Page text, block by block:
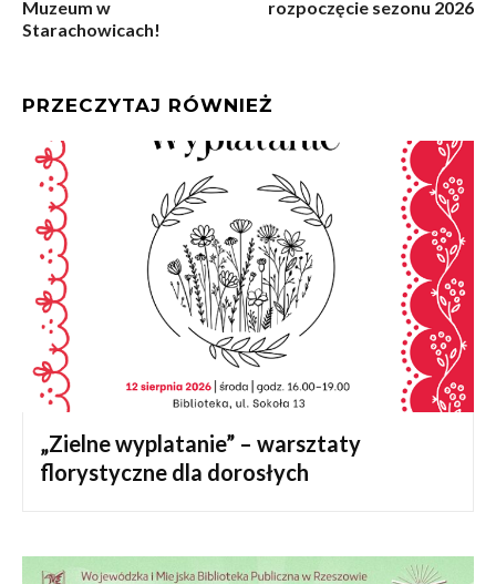
Muzeum w
Starachowicach!
rozpoczęcie sezonu 2026
PRZECZYTAJ RÓWNIEŻ
„Zielne wyplatanie” – warsztaty
florystyczne dla dorosłych